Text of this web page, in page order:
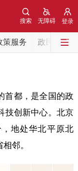
登录
无障碍
搜索
策服务 政民互动
部门动态
首都，是全国的政
技创新中心。北京
地处华北平原北
邻。